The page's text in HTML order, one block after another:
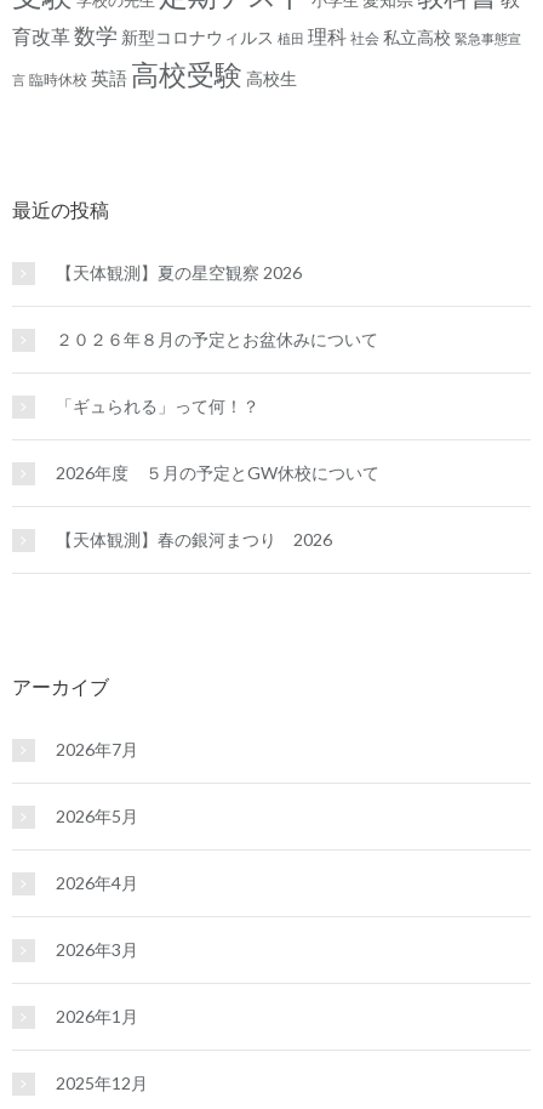
育改革数学 新型コロナウィルス 植田 理科 社会 私立高校 緊急事態宣
言 臨時休校 英語 高校受験 高校生
最近の投稿
【天体観測】夏の星空観察 2026
２０２６年８月の予定とお盆休みについて
「ギュられる」って何！？
2026年度 ５月の予定とGW休校について
【天体観測】春の銀河まつり 2026
アーカイブ
2026年7月
2026年5月
2026年4月
2026年3月
2026年1月
2025年12月